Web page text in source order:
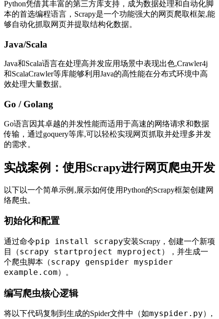
Python凭借其丰富的第三方库支持，成为数据处理和自动化脚
本的首选编程语言，Scrapy是一个功能强大的网页爬取框架,能
够自动化抓取网页并提取结构化数据。
Java/Scala
Java和Scala语言在处理高并发应用场景中表现出色,Crawler4j
和ScalaCrawler等库能够利用Java的高性能在分布式环境中高
效处理大量数据。
Go / Golang
Go语言因其卓越的并发性能而适用于高速的网络请求和数据
传输，通过goquery等库,可以轻松实现网页抓取并处理多并发
的需求。
实战案例：使用Scrapy进行网页爬虫开发
以下以一个简单示例,展示如何使用Python的Scrapy框架创建网
络爬虫。
初始化和配置
通过命令pip install scrapy安装Scrapy，创建一个新项
目（scrapy startproject myproject ），并生成一
个爬虫脚本（scrapy genspider myspider
example.com）。
编写爬虫核心逻辑
将以下代码复制到生成的Spider文件中（如myspider.py）,